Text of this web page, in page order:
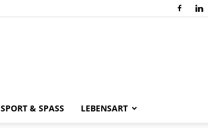
SPORT & SPASS LEBENSART